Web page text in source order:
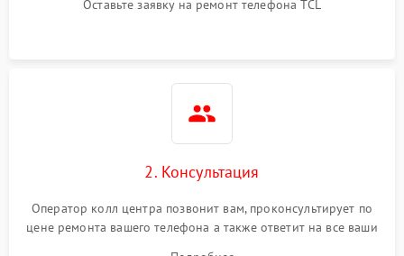
Оставьте заявку на ремонт телефона TCL
2. Консультация
Оператор колл центра позвонит вам, проконсультирует по
цене ремонта вашего телефона а также ответит на все ваши